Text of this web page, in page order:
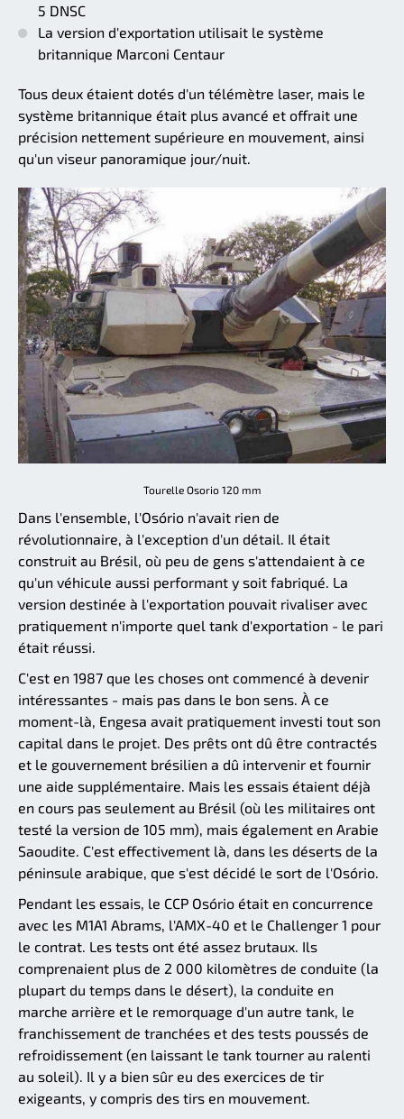
5 DNSC
La version d'exportation utilisait le système
britannique Marconi Centaur
Tous deux étaient dotés d'un télémètre laser, mais le
système britannique était plus avancé et offrait une
précision nettement supérieure en mouvement, ainsi
qu'un viseur panoramique jour/nuit.
Tourelle Osorio 120 mm
Dans l'ensemble, l'Osório n'avait rien de
révolutionnaire, à l'exception d'un détail. Il était
construit au Brésil, où peu de gens s'attendaient à ce
qu'un véhicule aussi performant y soit fabriqué. La
version destinée à l'exportation pouvait rivaliser avec
pratiquement n'importe quel tank d'exportation - le pari
était réussi.
C'est en 1987 que les choses ont commencé à devenir
intéressantes - mais pas dans le bon sens. À ce
moment-là, Engesa avait pratiquement investi tout son
capital dans le projet. Des prêts ont dû être contractés
et le gouvernement brésilien a dû intervenir et fournir
une aide supplémentaire. Mais les essais étaient déjà
en cours pas seulement au Brésil (où les militaires ont
testé la version de 105 mm), mais également en Arabie
Saoudite. C'est effectivement là, dans les déserts de la
péninsule arabique, que s'est décidé le sort de l'Osório.
Pendant les essais, le CCP Osório était en concurrence
avec les M1A1 Abrams, l'AMX-40 et le Challenger 1 pour
le contrat. Les tests ont été assez brutaux. Ils
comprenaient plus de 2 000 kilomètres de conduite (la
plupart du temps dans le désert), la conduite en
marche arrière et le remorquage d'un autre tank, le
franchissement de tranchées et des tests poussés de
refroidissement (en laissant le tank tourner au ralenti
au soleil). Il y a bien sûr eu des exercices de tir
exigeants, y compris des tirs en mouvement.